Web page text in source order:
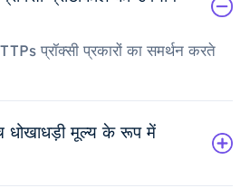
प्रॉक्सी प्रकारों का समर्थन करते
मूल्य के रूप में